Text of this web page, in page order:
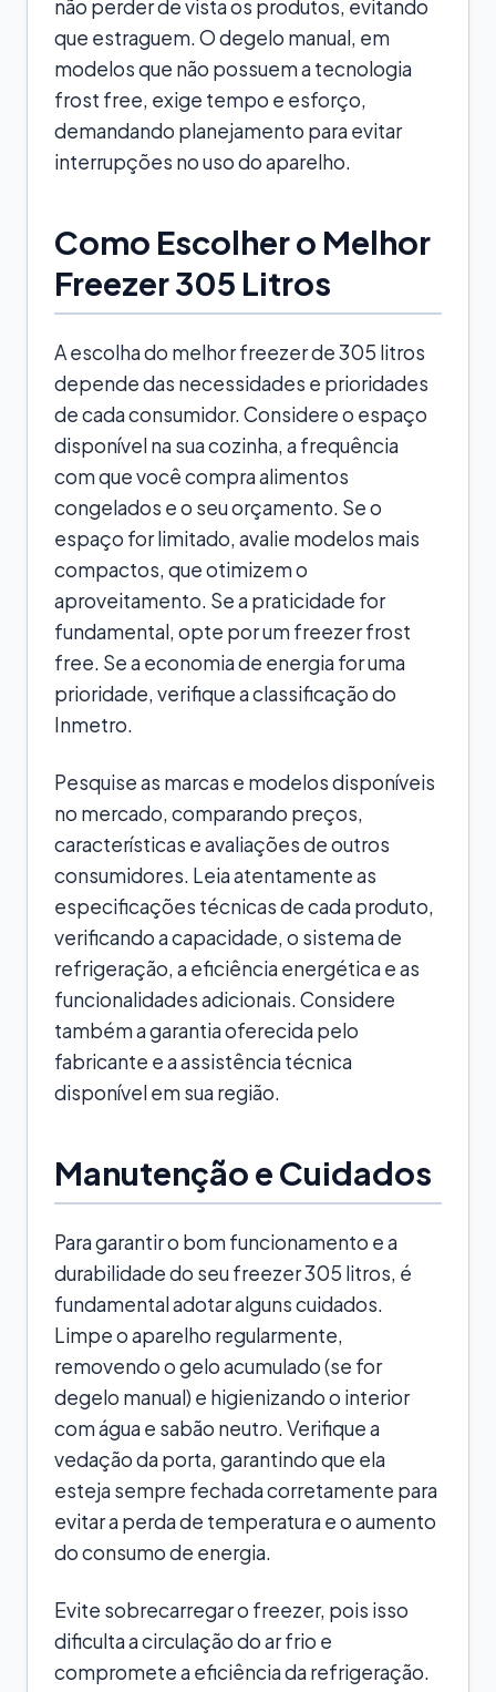
não perder de vista os produtos, evitando
que estraguem. O degelo manual, em
modelos que não possuem a tecnologia
frost free, exige tempo e esforço,
demandando planejamento para evitar
interrupções no uso do aparelho.
Como Escolher o Melhor
Freezer 305 Litros
A escolha do melhor freezer de 305 litros
depende das necessidades e prioridades
de cada consumidor. Considere o espaço
disponível na sua cozinha, a frequência
com que você compra alimentos
congelados e o seu orçamento. Se o
espaço for limitado, avalie modelos mais
compactos, que otimizem o
aproveitamento. Se a praticidade for
fundamental, opte por um freezer frost
free. Se a economia de energia for uma
prioridade, verifique a classificação do
Inmetro.
Pesquise as marcas e modelos disponíveis
no mercado, comparando preços,
características e avaliações de outros
consumidores. Leia atentamente as
especificações técnicas de cada produto,
verificando a capacidade, o sistema de
refrigeração, a eficiência energética e as
funcionalidades adicionais. Considere
também a garantia oferecida pelo
fabricante e a assistência técnica
disponível em sua região.
Manutenção e Cuidados
Para garantir o bom funcionamento e a
durabilidade do seu freezer 305 litros, é
fundamental adotar alguns cuidados.
Limpe o aparelho regularmente,
removendo o gelo acumulado (se for
degelo manual) e higienizando o interior
com água e sabão neutro. Verifique a
vedação da porta, garantindo que ela
esteja sempre fechada corretamente para
evitar a perda de temperatura e o aumento
do consumo de energia.
Evite sobrecarregar o freezer, pois isso
dificulta a circulação do ar frio e
compromete a eficiência da refrigeração.